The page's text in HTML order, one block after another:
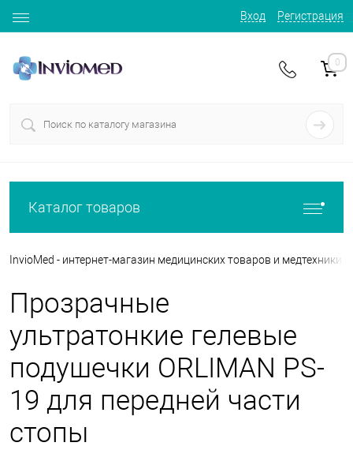
Вход Регистрация
0
Каталог товаров
InvioMed - интернет-магазин медицинских товаров и медтехники
Прозрачные
ультратонкие гелевые
подушечки ORLIMAN PS-
19 для передней части
стопы